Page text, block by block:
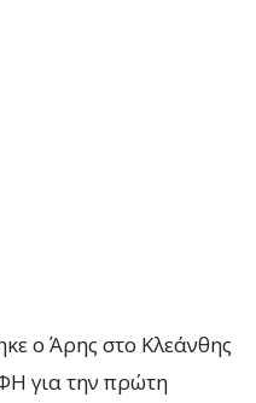
ο Άρης στο Κλεάνθης
για την πρώτη